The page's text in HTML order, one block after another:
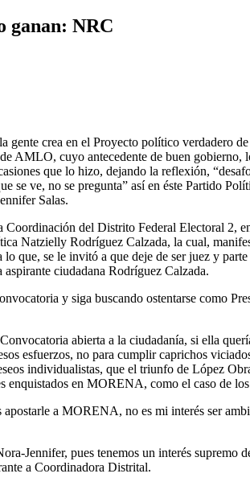
ganan: NRC
crea en el Proyecto político verdadero
AMLO, cuyo antecedente de buen
que lo hizo, dejando la reflexión,
se ve, no se pregunta” así en éste Partido
Salas.
del Distrito Federal Electoral 2,
Natzielly Rodríguez Calzada, la cual,
que, se le invitó a que deje de ser juez y
ciudadana Rodríguez Calzada.
y siga buscando ostentarse como
abierta a la ciudadanía, si ella
esfuerzos, no para cumplir caprichos
individualistas, que el triunfo de López
enquistados en MORENA, como el caso de
apostarle a MORENA, no es mi interés ser
Jennifer, pues tenemos un interés supremo
a Coordinadora Distrital.